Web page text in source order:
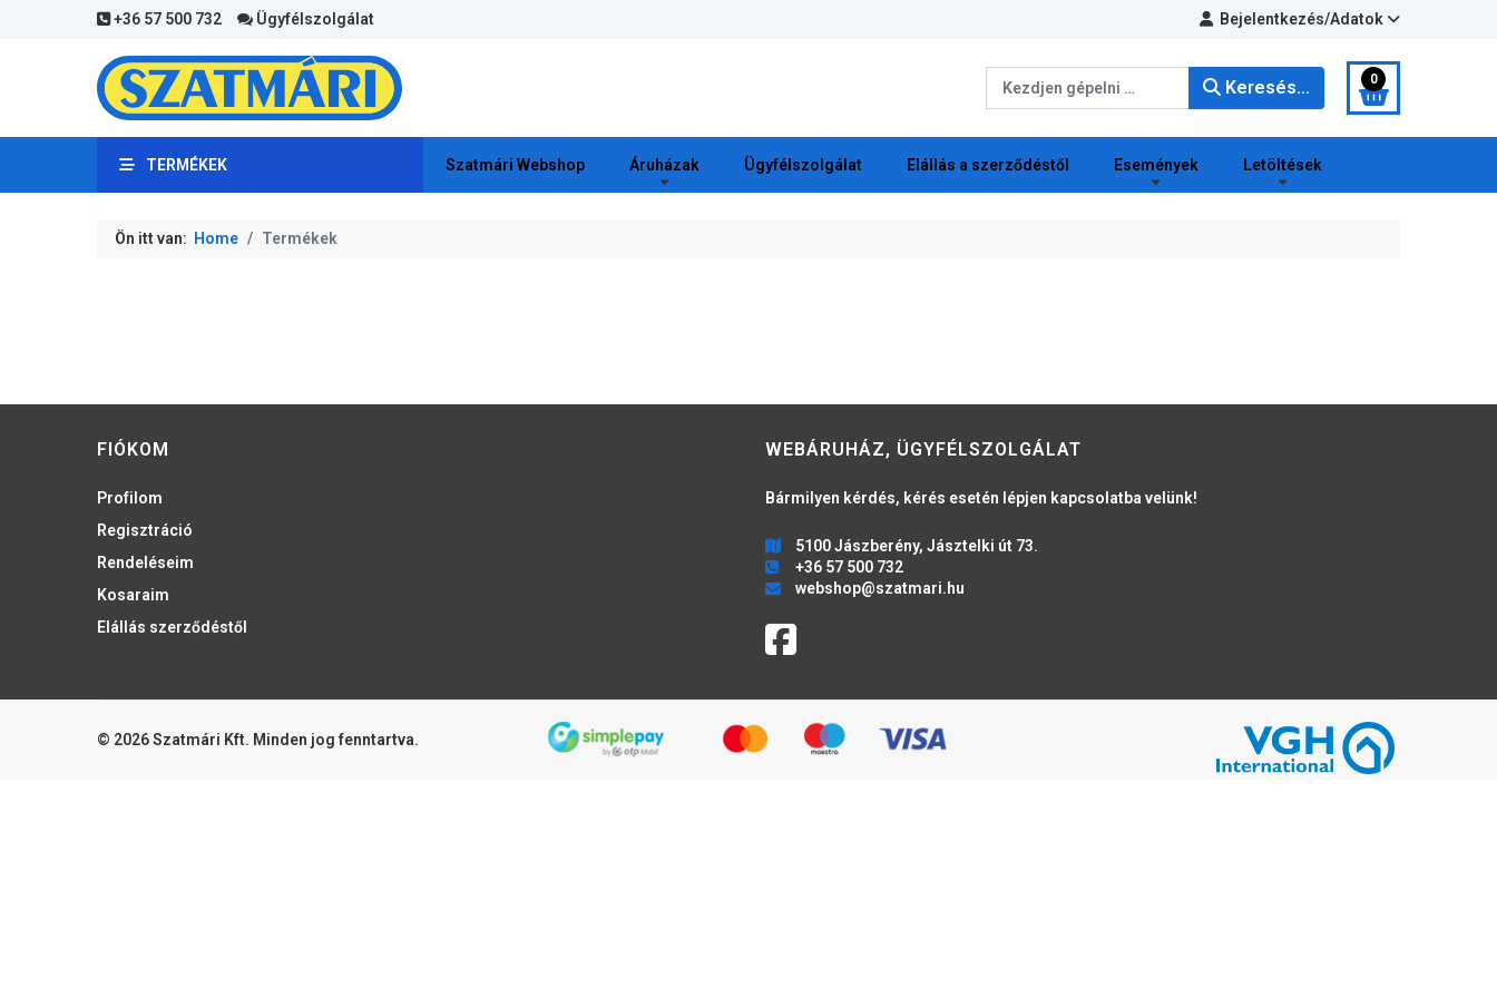
+36 57 500 732 Ügyfélszolgálat Bejelentkezés/Adatok
Keresés... 0
TERMÉKEK Szatmári Webshop Áruházak Ügyfélszolgálat Elállás a szerződéstől Események Letöltések
Ön itt van: Home Termékek
FIÓKOM
Profilom
Regisztráció
Rendeléseim
Kosaraim
Elállás szerződéstől
WEBÁRUHÁZ, ÜGYFÉLSZOLGÁLAT
Bármilyen kérdés, kérés esetén lépjen kapcsolatba velünk!
5100 Jászberény, Jásztelki út 73.
+36 57 500 732
webshop@szatmari.hu
© 2026 Szatmári Kft. Minden jog fenntartva.